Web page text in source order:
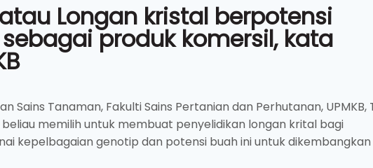
Longan kristal berpotensi
produk komersil, kata
Sains Tanaman, Fakulti Sains Pertanian dan Perhutanan, UPMKB,
memilih untuk membuat penyelidikan longan krital bagi
kepelbagaian genotip dan potensi buah ini untuk dikembangkan